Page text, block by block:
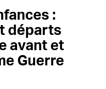
:
départs
avant et
Guerre